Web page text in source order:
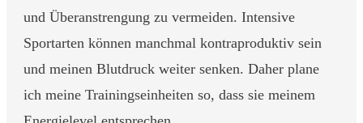
und Überanstrengung zu vermeiden. Intensive
Sportarten können manchmal kontraproduktiv sein
und meinen Blutdruck weiter senken. Daher plane
ich meine Trainingseinheiten so, dass sie meinem